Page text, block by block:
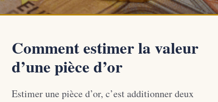
Comment estimer la valeur
d’une pièce d’or
Estimer une pièce d’or, c’est additionner deux